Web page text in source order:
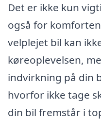
Det er ikke kun
også for
velplejet bil kan
køreoplevelsen,
indvirkning på din
hvorfor ikke tage
din bil fremstår i